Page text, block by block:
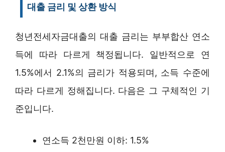
대출 금리 및 상환 방식
청년전세자금대출의 대출 금리는 부부합산 연소
득에 따라 다르게 책정됩니다. 일반적으로 연
1.5%에서 2.1%의 금리가 적용되며, 소득 수준에
따라 다르게 정해집니다. 다음은 그 구체적인 기
준입니다.
연소득 2천만원 이하: 1.5%